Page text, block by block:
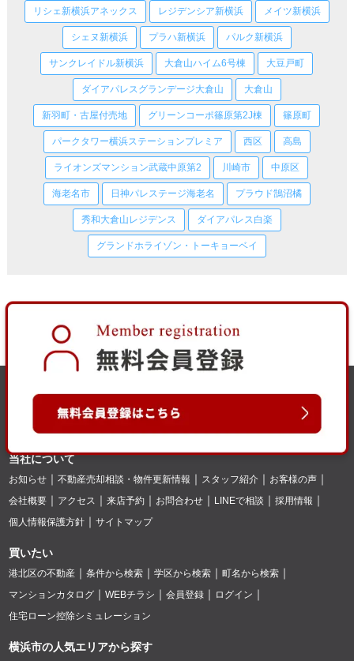
リシェ新横浜アネックス レジデンシア新横浜 メイツ新横浜
シェヌ新横浜 プラハ新横浜 パルク新横浜
サンクレイドル新横浜 大倉山ハイム6号棟 大豆戸町
ダイアパレスグランデージ大倉山 大倉山
新羽町・古屋付売地 グリーンコーポ篠原第2J棟 篠原町
パークタワー横浜ステーションプレミア 西区 高島
ライオンズマンション武蔵中原第2 川崎市 中原区
海老名市 日神パレステージ海老名 プラウド鵠沼橘
秀和大倉山レジデンス ダイアパレス白楽
グランドホライゾン・トーキョーベイ
当社について
お知らせ 不動産売却相談・物件更新情報 スタッフ紹介
お客様の声
会社概要
アクセス 来店予約 お問合わせ LINEで相談
採用情報
個人情報保護方針
サイトマップ
買いたい
港北区の不動産 条件から検索 学区から検索
町名から検索
マンションカタログ
WEBチラシ 会員登録
ログイン
住宅ローン控除シミュレーション
横浜市の人気エリアから探す